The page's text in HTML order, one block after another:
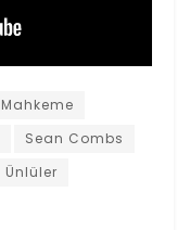
Mahkeme
Sean Combs
Ünlüler